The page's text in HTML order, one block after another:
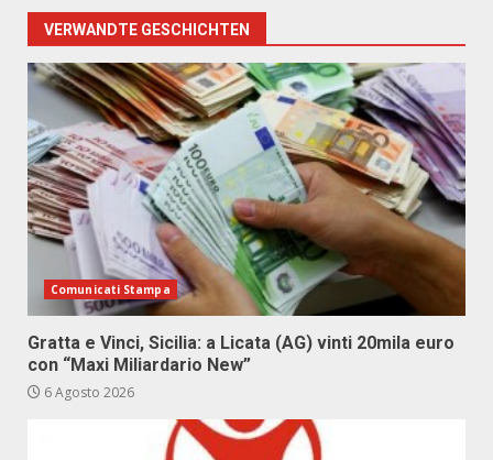
VERWANDTE GESCHICHTEN
Comunicati Stampa
Gratta e Vinci, Sicilia: a Licata (AG) vinti 20mila euro
con “Maxi Miliardario New”
6 Agosto 2026